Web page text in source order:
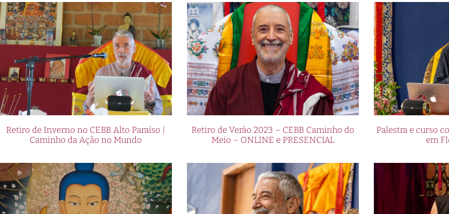
Retiro de Inverno no CEBB Alto Paraíso |
Caminho da Ação no Mundo
Retiro de Verão 2023 – CEBB Caminho do
Meio – ONLINE e PRESENCIAL
Palestra e curso
em